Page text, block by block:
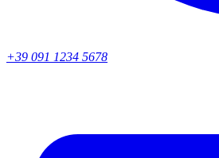
+39 091 1234 5678